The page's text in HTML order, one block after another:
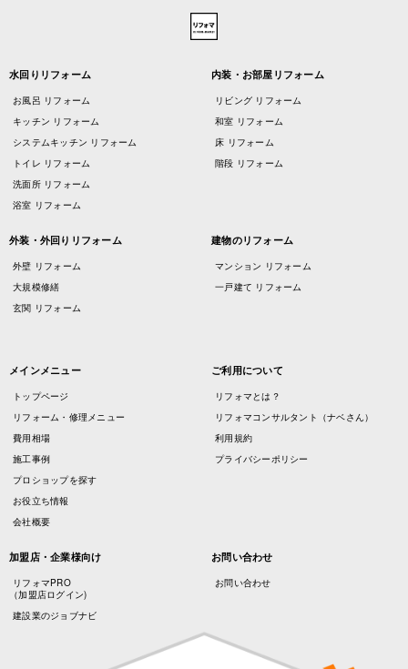
水回りリフォーム
お風呂 リフォーム
キッチン リフォーム
システムキッチン リフォーム
トイレ リフォーム
洗面所 リフォーム
浴室 リフォーム
内装・お部屋リフォーム
リビング リフォーム
和室 リフォーム
床 リフォーム
階段 リフォーム
外装・外回りリフォーム
外壁 リフォーム
大規模修繕
玄関 リフォーム
建物のリフォーム
マンション リフォーム
一戸建て リフォーム
メインメニュー
トップページ
リフォーム・修理メニュー
費用相場
施工事例
プロショップを探す
お役立ち情報
会社概要
ご利用について
リフォマとは？
リフォマコンサルタント（ナベさん）
利用規約
プライバシーポリシー
加盟店・企業様向け
リフォマPRO
（加盟店ログイン)
建設業のジョブナビ
お問い合わせ
お問い合わせ